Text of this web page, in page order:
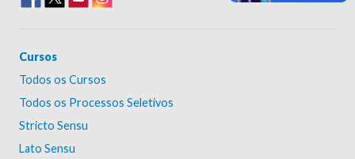
Cursos
Todos os Cursos
Todos os Processos Seletivos
Stricto Sensu
Lato Sensu